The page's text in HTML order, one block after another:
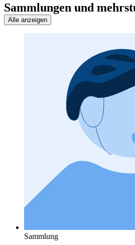
Sammlungen und
Alle anzeigen
Sammlung